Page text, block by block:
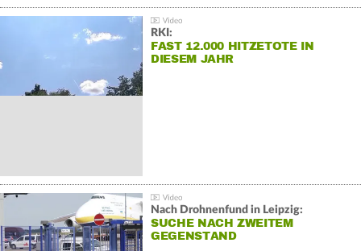
RKI:
FAST 12.000 HITZETOTE IN
DIESEM JAHR
Nach Drohnenfund in Leipzig:
SUCHE NACH ZWEITEM
GEGENSTAND